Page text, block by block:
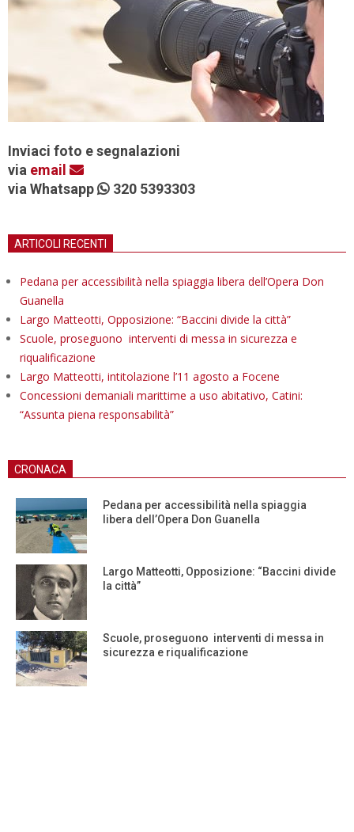
Inviaci foto e segnalazioni
via email
via Whatsapp
320 5393303
ARTICOLI RECENTI
Pedana per accessibilità nella spiaggia libera dell’Opera Don
Guanella
Largo Matteotti, Opposizione: “Baccini divide la città”
Scuole, proseguono interventi di messa in sicurezza e
riqualificazione
Largo Matteotti, intitolazione l’11 agosto a Focene
Concessioni demaniali marittime a uso abitativo, Catini:
“Assunta piena responsabilità”
CRONACA
Pedana per accessibilità nella spiaggia
libera dell’Opera Don Guanella
Largo Matteotti, Opposizione: “Baccini divide
la città”
Scuole, proseguono interventi di messa in
sicurezza e riqualificazione